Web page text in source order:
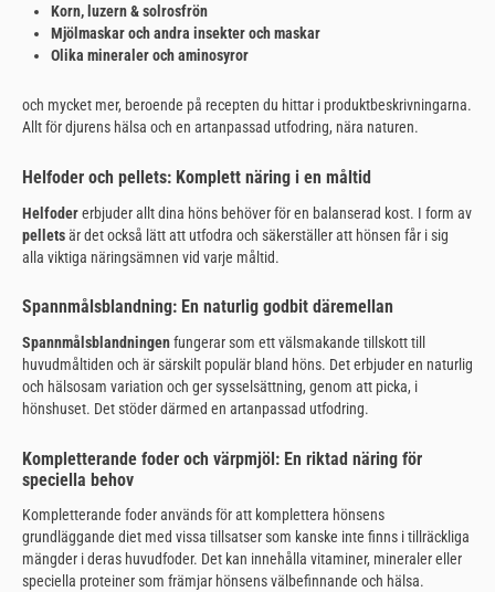
Korn, luzern & solrosfrön
Mjölmaskar och andra insekter och maskar
Olika mineraler och aminosyror
och mycket mer, beroende på recepten du hittar i produktbeskrivningarna.
Allt för djurens hälsa och en artanpassad utfodring, nära naturen.
Helfoder och pellets: Komplett näring i en måltid
Helfodererbjuder allt dina höns behöver för en balanserad kost. I form av
pelletsär det också lätt att utfodra och säkerställer att hönsen får i sig
alla viktiga näringsämnen vid varje måltid.
Spannmålsblandning: En naturlig godbit däremellan
Spannmålsblandningenfungerar som ett välsmakande tillskott till
huvudmåltiden och är särskilt populär bland höns. Det erbjuder en naturlig
och hälsosam variation och ger sysselsättning, genom att picka, i
hönshuset. Det stöder därmed en artanpassad utfodring.
Kompletterande foder och värpmjöl: En riktad näring för
speciella behov
Kompletterande foder används för att komplettera hönsens
grundläggande diet med vissa tillsatser som kanske inte finns i tillräckliga
mängder i deras huvudfoder. Det kan innehålla vitaminer, mineraler eller
speciella proteiner som främjar hönsens välbefinnande och hälsa.